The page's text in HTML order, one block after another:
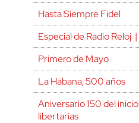
Hasta Siempre Fidel
Especial de Radio
Primero de Mayo
La Habana, 500 años
Aniversario 150 del
libertarias